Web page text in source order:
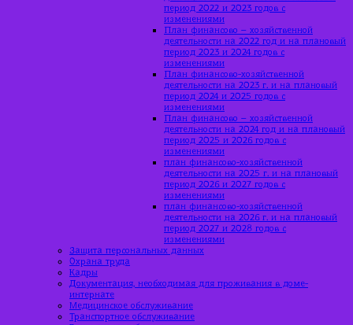
период 2022 и 2023 годов с
изменениями
План финансово – хозяйственной
деятельности на 2022 год и на плановый
период 2023 и 2024 годов с
изменениями
План финансово-хозяйственной
деятельности на 2023 г. и на плановый
период 2024 и 2025 годов с
изменениями
План финансово – хозяйственной
деятельности на 2024 год и на плановый
период 2025 и 2026 годов с
изменениями
план финансово-хозяйственной
деятельности на 2025 г. и на плановый
период 2026 и 2027 годов с
изменениями
план финансово-хозяйственной
деятельности на 2026 г. и на плановый
период 2027 и 2028 годов с
изменениями
Защита персональных данных
Охрана труда
Кадры
Документация, необходимая для проживания в доме-
интернате
Медицинское обслуживание
Транспортное обслуживание